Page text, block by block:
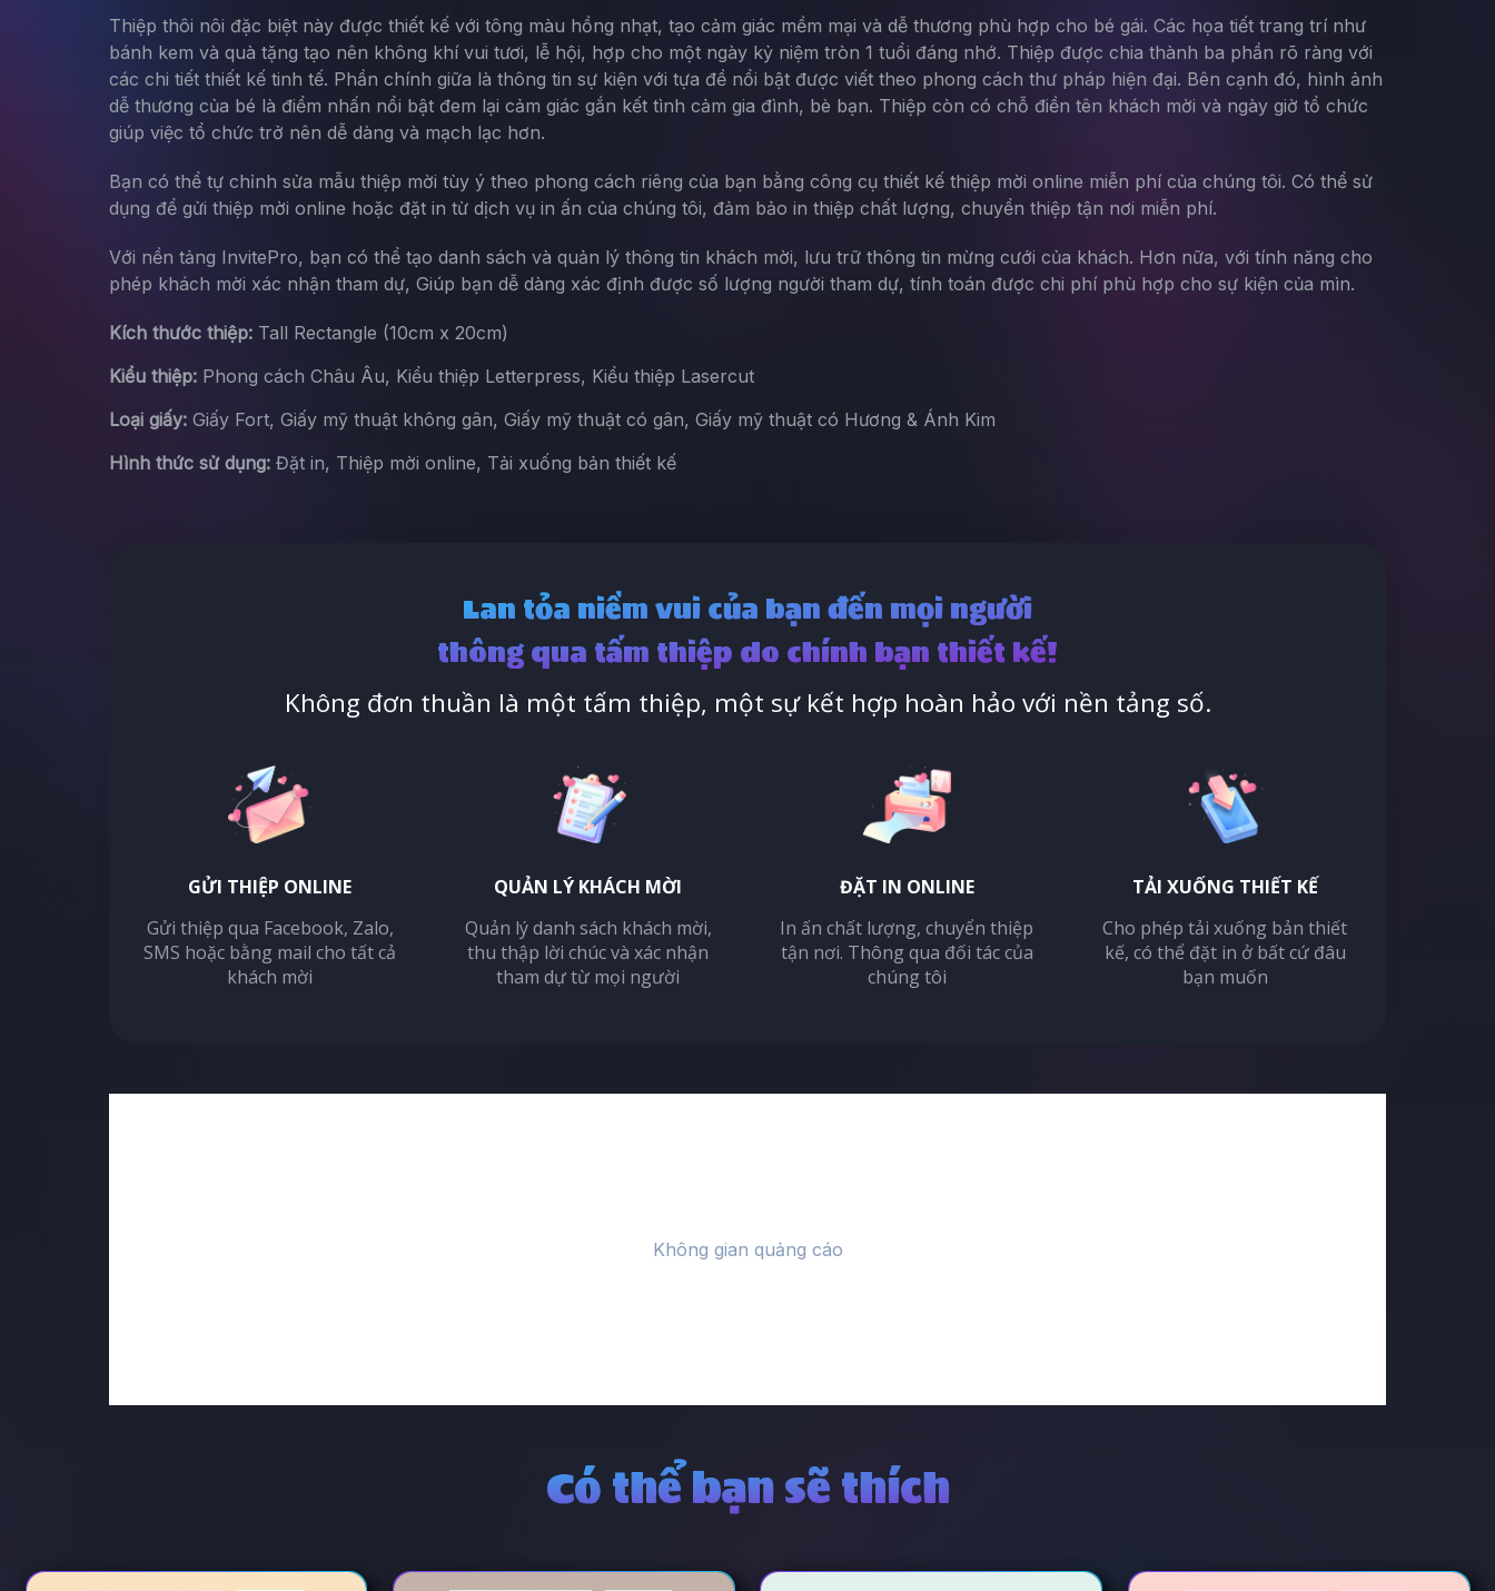
Thiệp thôi nôi đặc biệt này được thiết kế với tông màu hồng nhạt, tạo cảm giác mềm mại và dễ thương phù hợp cho bé gái. Các họa tiết trang trí như
bánh kem và quà tặng tạo nên không khí vui tươi, lễ hội, hợp cho một ngày kỷ niệm tròn 1 tuổi đáng nhớ. Thiệp được chia thành ba phần rõ ràng với
các chi tiết thiết kế tinh tế. Phần chính giữa là thông tin sự kiện với tựa đề nổi bật được viết theo phong cách thư pháp hiện đại. Bên cạnh đó, hình ảnh
dễ thương của bé là điểm nhấn nổi bật đem lại cảm giác gắn kết tình cảm gia đình, bè bạn. Thiệp còn có chỗ điền tên khách mời và ngày giờ tổ chức
giúp việc tổ chức trở nên dễ dàng và mạch lạc hơn.
Bạn có thể tự chỉnh sửa mẫu thiệp mời tùy ý theo phong cách riêng của bạn bằng công cụ thiết kế thiệp mời online miễn phí của chúng tôi. Có thể sử
dụng để gửi thiệp mời online hoặc đặt in từ dịch vụ in ấn của chúng tôi, đảm bảo in thiệp chất lượng, chuyển thiệp tận nơi miễn phí.
Với nền tảng InvitePro, bạn có thể tạo danh sách và quản lý thông tin khách mời, lưu trữ thông tin mừng cưới của khách. Hơn nữa, với tính năng cho
phép khách mời xác nhận tham dự, Giúp bạn dễ dàng xác định được số lượng người tham dự, tính toán được chi phí phù hợp cho sự kiện của mìn.
Kích thước thiệp: Tall Rectangle (10cm x 20cm)
Kiểu thiệp: Phong cách Châu Âu, Kiểu thiệp Letterpress, Kiểu thiệp Lasercut
Loại giấy: Giấy Fort, Giấy mỹ thuật không gân, Giấy mỹ thuật có gân, Giấy mỹ thuật có Hương & Ánh Kim
Hình thức sử dụng: Đặt in, Thiệp mời online, Tải xuống bản thiết kế
Lan tỏa niềm vui của bạn đến mọi người
thông qua tấm thiệp do chính bạn thiết kế!
Không đơn thuần là một tấm thiệp, một sự kết hợp hoàn hảo với nền tảng số.
GỬI THIỆP ONLINE
Gửi thiệp qua Facebook, Zalo,
SMS hoặc bằng mail cho tất cả
khách mời
QUẢN LÝ KHÁCH MỜI
Quản lý danh sách khách mời,
thu thập lời chúc và xác nhận
tham dự từ mọi người
ĐẶT IN ONLINE
In ấn chất lượng, chuyển thiệp
tận nơi. Thông qua đối tác của
chúng tôi
TẢI XUỐNG THIẾT KẾ
Cho phép tải xuống bản thiết
kế, có thể đặt in ở bất cứ đâu
bạn muốn
Có thể bạn sẽ thích